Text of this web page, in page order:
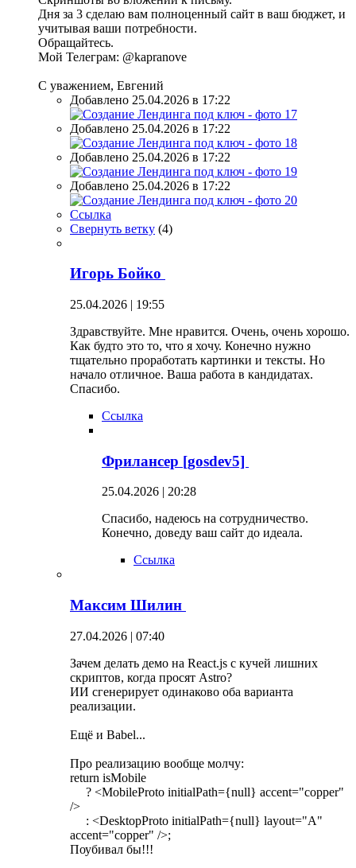
Дня за 3 сделаю вам полноценный сайт в ваш бюджет, и
учитывая ваши потребности.
Обращайтесь.
Мой Телеграм: @kapranove
С уважением, Евгений
Добавлено 25.04.2026 в 17:22
Добавлено 25.04.2026 в 17:22
Добавлено 25.04.2026 в 17:22
Добавлено 25.04.2026 в 17:22
Ссылка
Свернуть ветку (4)
Игорь Бойко
25.04.2026 | 19:55
Здравствуйте. Мне нравится. Очень, очень хорошо.
Как будто это то, что я хочу. Конечно нужно
тщательно проработать картинки и тексты. Но
начало отличное. Ваша работа в кандидатах.
Спасибо.
Ссылка
Фрилансер [gosdev5]
25.04.2026 | 20:28
Спасибо, надеюсь на сотрудничество.
Конечно, доведу ваш сайт до идеала.
Ссылка
Максим Шилин
27.04.2026 | 07:40
Зачем делать демо на React.js с кучей лишних
скриптов, когда просят Astro?
ИИ сгенерирует одинаково оба варианта
реализации.
Ещё и Babel...
Про реализацию вообще молчу:
return isMobile
? <MobileProto initialPath={null} accent="copper"
/>
: <DesktopProto initialPath={null} layout="A"
accent="copper" />;
Поубивал бы!!!